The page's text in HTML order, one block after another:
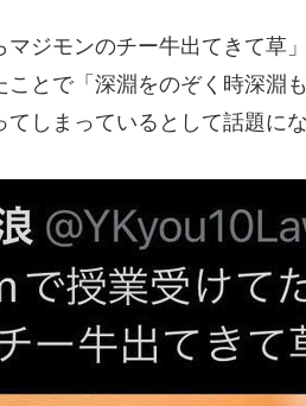
マジモンのチー牛出てきて草
ことで「深淵をのぞく時深淵
しまっているとして話題にな